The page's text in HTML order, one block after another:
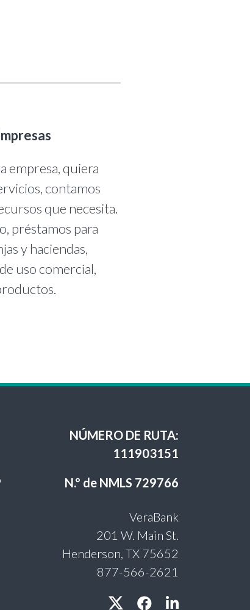
empresa, quiera
contamos
que necesita.
préstamos para
y haciendas,
uso comercial,
NÚMERO DE RUTA:
111903151
N.º de NMLS 729766
VeraBank
201 W. Main St.
Henderson, TX 75652
877-566-2621